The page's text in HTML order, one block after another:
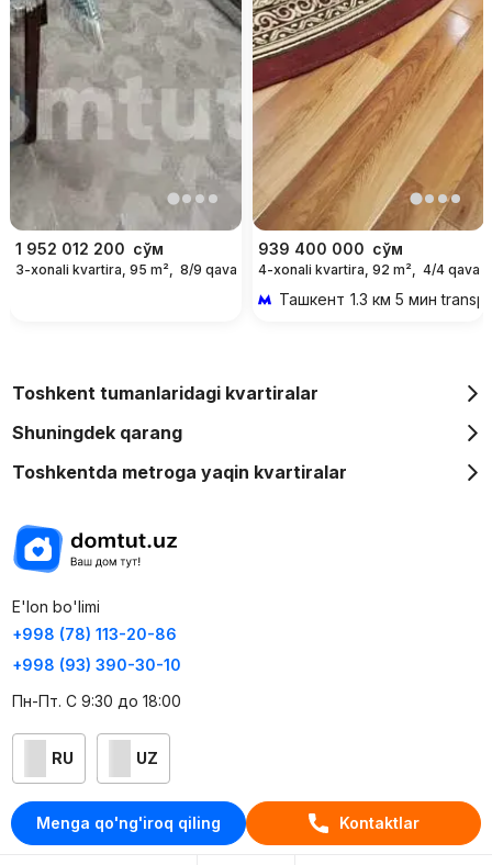
Menga qo'ng'iroq qiling Kontaktlar
1 952 012 200 сўм
3-xonali kvartira, 95 m², 8/9 qavat
939 400 000 сўм
4-xonali kvartira, 92 m², 4/4 qavat
Ташкент 1.3 км 5 мин
Toshkent tumanlaridagi kvartiralar
Shuningdek qarang
Toshkentda metroga yaqin kvartiralar
E'lon bo'limi
+998 (78) 113-20-86
+998 (93) 390-30-10
Пн-Пт. С 9:30 до 18:00
RU UZ
Kontaktlar